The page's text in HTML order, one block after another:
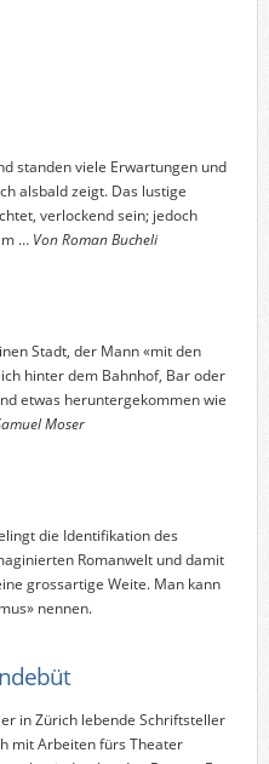
standen viele Erwartungen und
alsbald zeigt. Das lustige
verlockend sein; jedoch
… Von Roman Bucheli
Stadt, der Mann «mit den
hinter dem Bahnhof, Bar oder
etwas heruntergekommen wie
Moser
die Identifikation des
Romanwelt und damit
grossartige Weite. Man kann
nennen.
in Zürich lebende Schriftsteller
mit Arbeiten fürs Theater